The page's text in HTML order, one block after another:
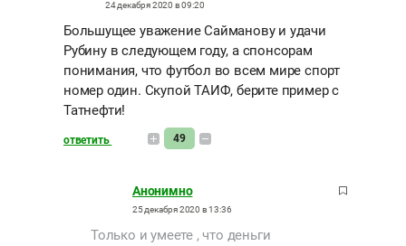
24 декабря 2020 в 09:20
Большущее уважение Сайманову и удачи
Рубину в следующем году, а спонсорам
понимания, что футбол во всем мире спорт
номер один. Скупой ТАИФ, берите пример с
Татнефти!
ответить 49
Анонимно
25 декабря 2020 в 13:36
Только и умеете , что деньги